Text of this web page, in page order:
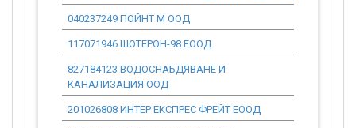
040237249 ПОЙНТ М ООД
117071946 ШОТЕРОН-98 ЕООД
827184123 ВОДОСНАБДЯВАНЕ И
КАНАЛИЗАЦИЯ ООД
201026808 ИНТЕР ЕКСПРЕС ФРЕЙТ ЕООД